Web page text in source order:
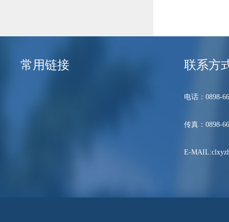
常用链接 联系方
电话：0898-
传真：0898-
E-